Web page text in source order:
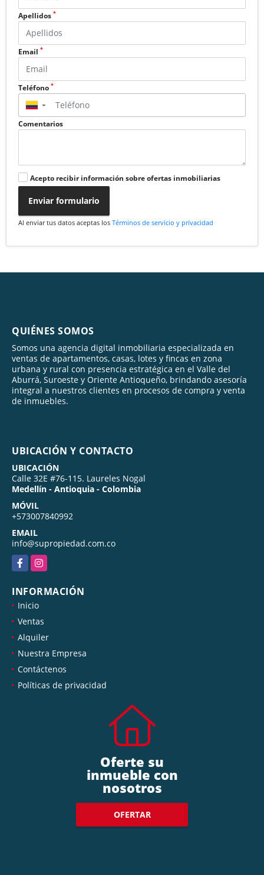
Apellidos *
Email *
Teléfono *
▼
Comentarios
Acepto recibir información sobre ofertas inmobiliarias
Enviar formulario
Al enviar tus datos aceptas los Términos de servicio y privacidad
QUIÉNES SOMOS
Somos una agencia digital inmobiliaria especializada en
ventas de apartamentos, casas, lotes y fincas en zona
urbana y rural con presencia estratégica en el Valle del
Aburrá, Suroeste y Oriente Antioqueño, brindando asesoría
integral a nuestros clientes en procesos de compra y venta
de inmuebles.
UBICACIÓN Y CONTACTO
UBICACIÓN
Calle 32E #76-115. Laureles Nogal
Medellín - Antioquia - Colombia
MÓVIL
+573007840992
EMAIL
info@supropiedad.com.co
FacebookInstagram
INFORMACIÓN
Inicio
Ventas
Alquiler
Nuestra Empresa
Contáctenos
Políticas de privacidad
Oferte su
inmueble con
nosotros
OFERTAR